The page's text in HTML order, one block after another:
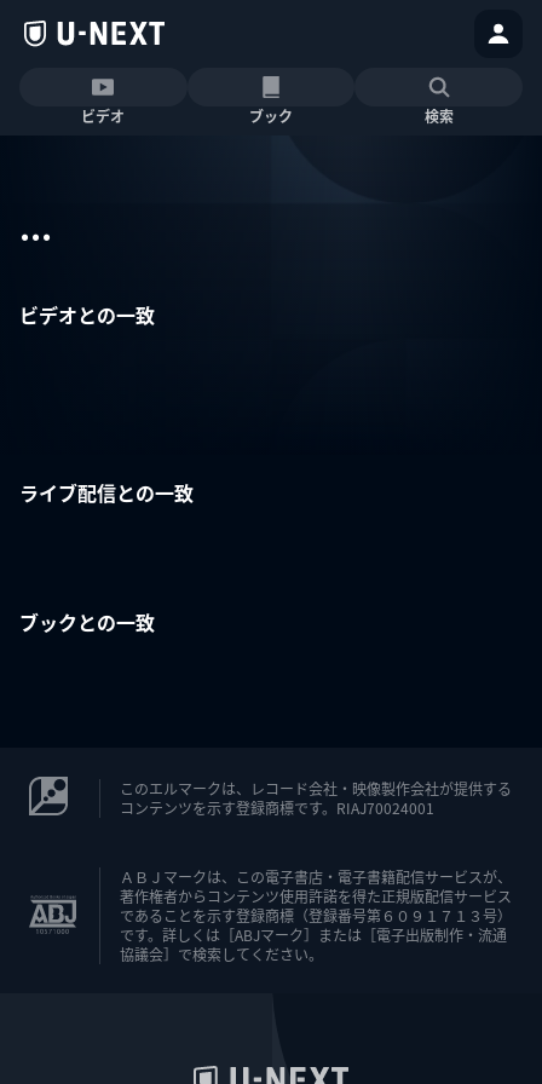
ビデオ ブック 検索
...
ビデオとの一致
ライブ配信との一致
ブックとの一致
このエルマークは、レコード会社・映像製作会社が提供する
コンテンツを示す登録商標です。RIAJ70024001
ＡＢＪマークは、この電子書店・電子書籍配信サービスが、
著作権者からコンテンツ使用許諾を得た正規版配信サービス
であることを示す登録商標（登録番号第６０９１７１３号）
です。詳しくは［ABJマーク］または［電子出版制作・流通
協議会］で検索してください。